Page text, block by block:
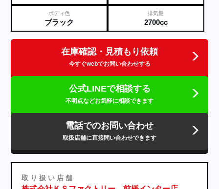
ボディ色
ブラック
排気量
2700cc
在庫確認・見積もり依頼
今すぐwebでお問い合わせする
公式LINEで相談する
不明点などお気軽に相談できます
電話でのお問い合わせ
取扱店舗に直接問い合わせできます
取 り 扱 い 店 舗